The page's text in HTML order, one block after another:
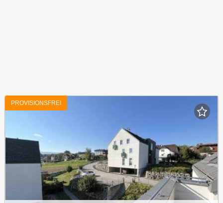
PROVISIONSFREI